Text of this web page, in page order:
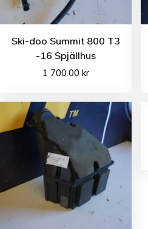
Ski-doo Summit 800 T3
-16 Spjällhus
1 700.00 kr